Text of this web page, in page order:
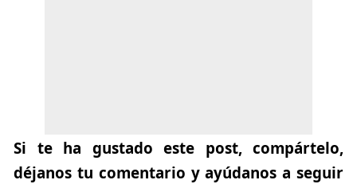
Si te ha gustado este post, compártelo,
déjanos tu comentario y ayúdanos a seguir